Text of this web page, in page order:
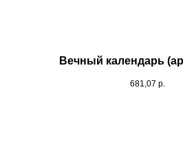
Вечный календарь
681,07 р.